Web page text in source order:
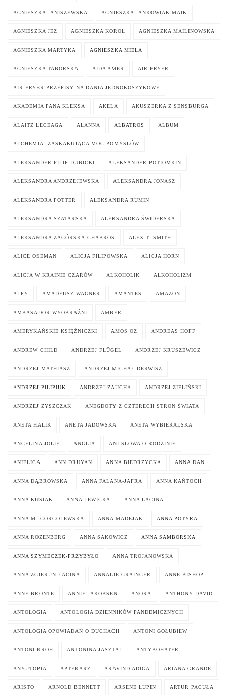
AGNIESZKA JANISZEWSKA AGNIESZKA JANKOWIAK-MAIK
AGNIESZKA JEZ AGNIESZKA KOROL AGNIESZKA MAILINOWSKA
AGNIESZKA MARTYKA AGNIESZKA MIELA
AGNIESZKA TABORSKA AIDA AMER AIR FRYER
AIR FRYER PRZEPISY NA DANIA JEDNOKOSZYKOWE
AKADEMIA PANA KLEKSA AKELA AKUSZERKA Z SENSBURGA
ALAITZ LECEAGA ALANNA ALBATROS ALBUM
ALCHEMIA. ZASKAKUJĄCA MOC POMYSŁÓW
ALEKSANDER FILIP DUBICKI ALEKSANDER POTIOMKIN
ALEKSANDRA ANDRZEJEWSKA ALEKSANDRA JONASZ
ALEKSANDRA POTTER ALEKSANDRA RUMIN
ALEKSANDRA SZATARSKA ALEKSANDRA ŚWIDERSKA
ALEKSANDRA ZAGÓRSKA-CHABROS ALEX T. SMITH
ALICE OSEMAN ALICJA FILIPOWSKA ALICJA HORN
ALICJA W KRAINIE CZARÓW ALKOHOLIK ALKOHOLIZM
ALPY AMADEUSZ WAGNER AMANTES AMAZON
AMBASADOR WYOBRAŹNI AMBER
AMERYKAŃSKIE KSIĘŻNICZKI AMOS OZ ANDREAS HOFF
ANDREW CHILD ANDRZEJ FLÜGEL ANDRZEJ KRUSZEWICZ
ANDRZEJ MATHIASZ ANDRZEJ MICHAŁ DERWISZ
ANDRZEJ PILIPIUK ANDRZEJ ZAUCHA ANDRZEJ ZIELIŃSKI
ANDRZEJ ZYSZCZAK ANEGDOTY Z CZTERECH STRON ŚWIATA
ANETA HALIK ANETA JADOWSKA ANETA WYBIERALSKA
ANGELINA JOLIE ANGLIA ANI SŁOWA O RODZINIE
ANIELICA ANN DRUYAN ANNA BIEDRZYCKA ANNA DAN
ANNA DĄBROWSKA ANNA FALANA-JAFRA ANNA KAŃTOCH
ANNA KUSIAK ANNA LEWICKA ANNA ŁACINA
ANNA M. GORGOLEWSKA ANNA MADEJAK ANNA POTYRA
ANNA ROZENBERG ANNA SAKOWICZ ANNA SAMBORSKA
ANNA SZYMECZEK-PRZYBYŁO ANNA TROJANOWSKA
ANNA ZGIERUN ŁACINA ANNALIE GRAINGER ANNE BISHOP
ANNE BRONTE ANNIE JAKOBSEN ANORA ANTHONY DAVID
ANTOLOGIA ANTOLOGIA DZIENNIKÓW PANDEMICZNYCH
ANTOLOGIA OPOWIADAŃ O DUCHACH ANTONI GOŁUBIEW
ANTONI KROH ANTONINA JASZTAL ANTYBOHATER
ANYUTOPIA APTEKARZ ARAVIND ADIGA ARIANA GRANDE
ARISTO ARNOLD BENNETT ARSENE LUPIN ARTUR PACUŁA